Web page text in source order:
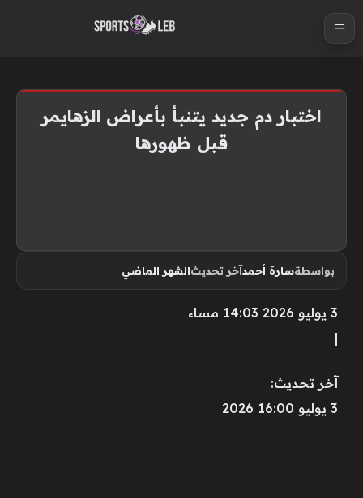
اختبار دم جديد يتنبأ بأعراض الزهايمر
قبل ظهورها
بواسطةسارة أحمدآخر تحديثالشهر الماضي
3 يوليو 2026 14:03 مساء
|
آخر تحديث:
3 يوليو 16:00 2026